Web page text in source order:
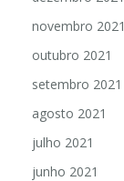
novembro 2021
outubro 2021
setembro 2021
agosto 2021
julho 2021
junho 2021